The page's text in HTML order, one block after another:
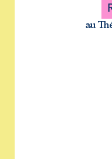
au